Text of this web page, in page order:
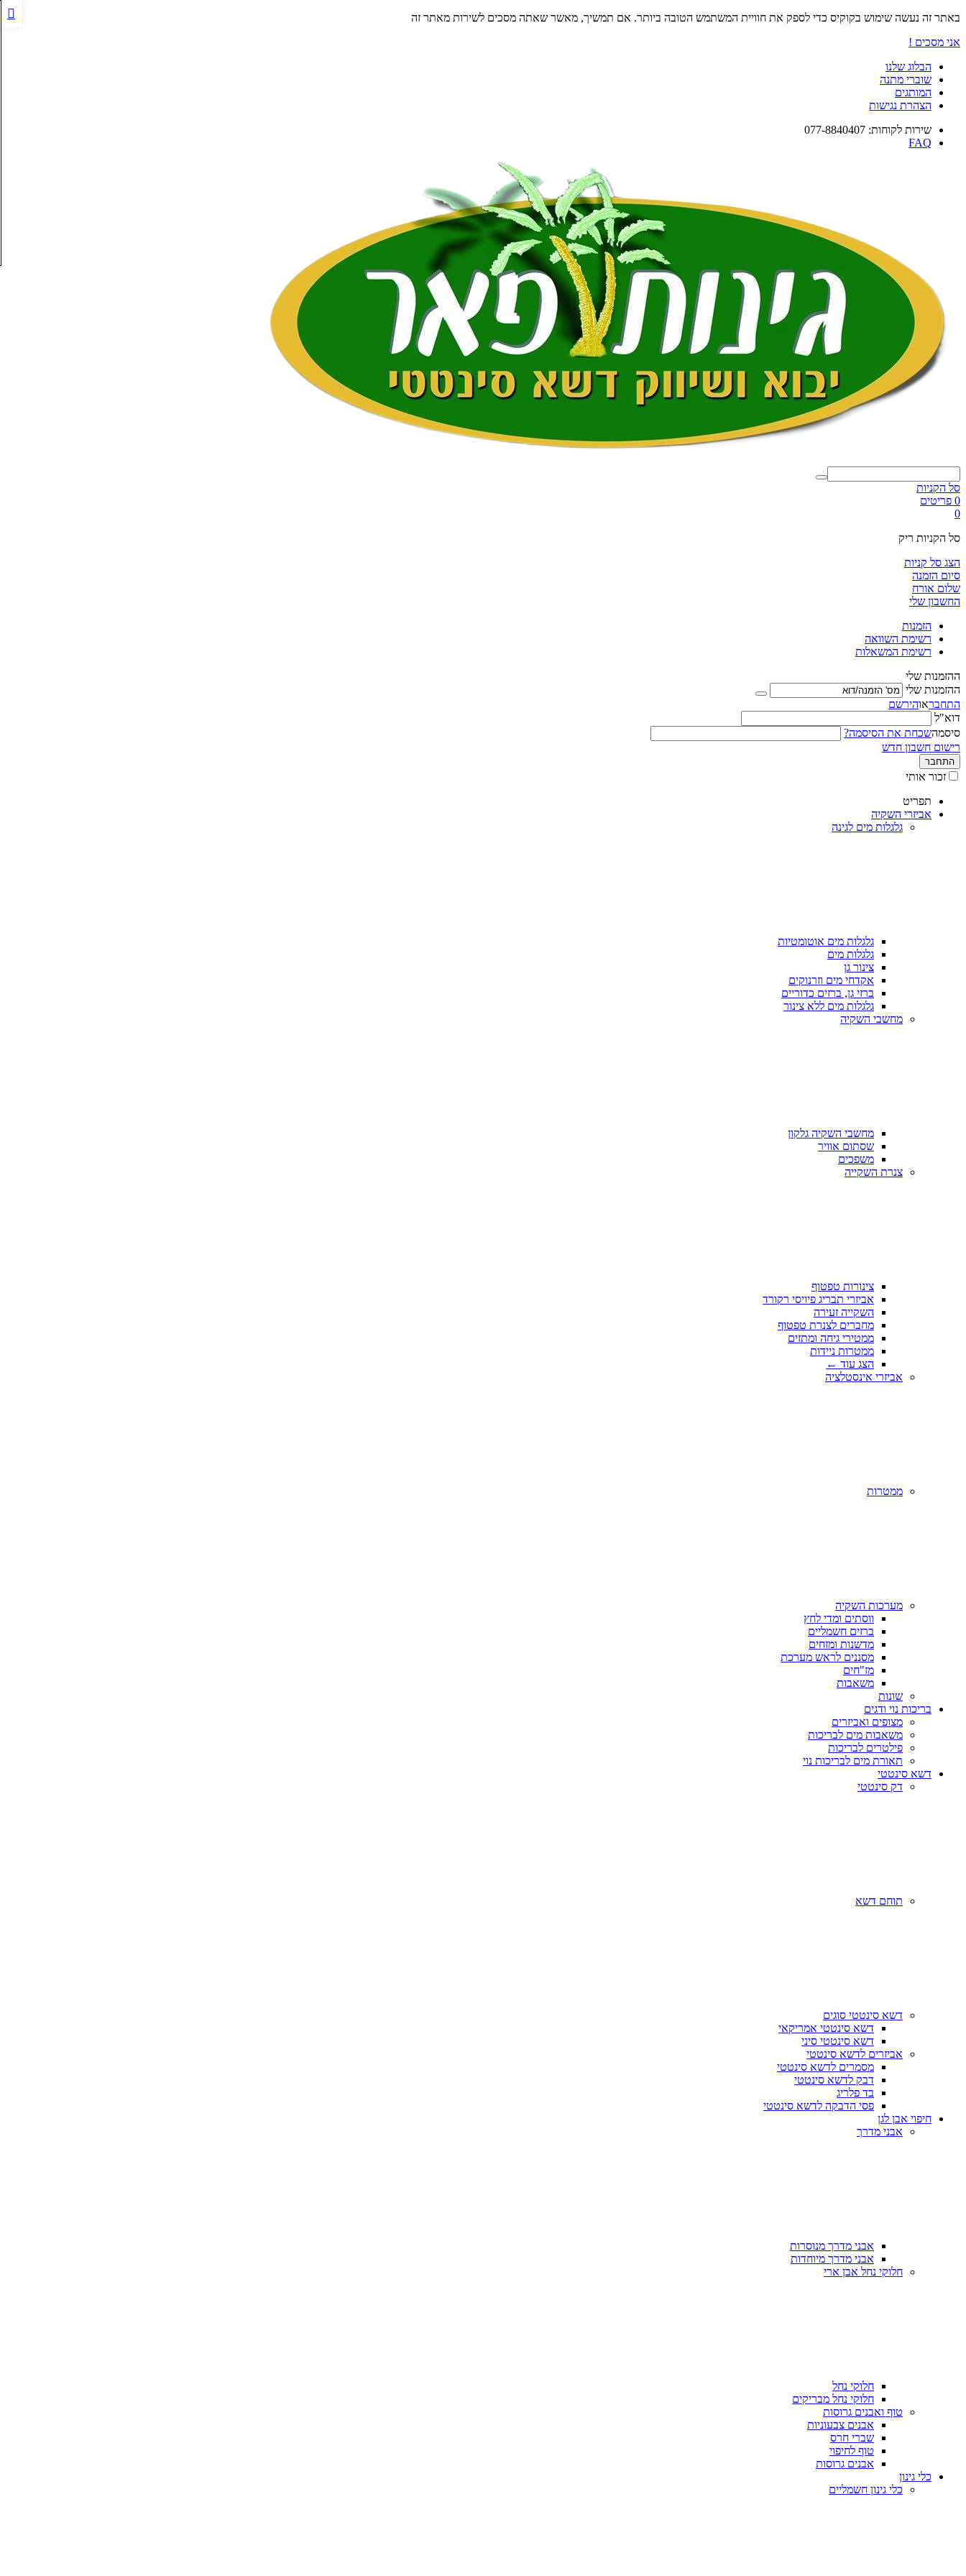
באתר זה נעשה שימוש בקוקיס כדי לספק את חוויית המשתמש הטובה ביותר. אם תמשיך, מאשר שאתה מסכים לשירות מאתר זה
אני מסכים !
הבלוג שלנו
שוברי מתנה
המותגים
הצהרת נגישות
שירות לקוחות: 077-8840407
FAQ
סל הקניות
0 פריטים
0
סל הקניות ריק
הצג סל קניות
סיום הזמנה
שלום אורח
החשבון שלי
הזמנות
רשימת השוואה
רשימת המשאלות
ההזמנות שלי
ההזמנות שלי
התחבראוהירשם
דוא"ל
סיסמהשכחת את הסיסמה?
רישום חשבון חדש
התחבר
זכור אותי
תפריט
אביזרי השקיה
גלגלות מים לגינה
גלגלות מים אוטומטיות
גלגלות מים
צינור גן
אקדחי מים וזרנוקים
ברזי גן, ברזים כדוריים
גלגלות מים ללא צינור
מחשבי השקיה
מחשבי השקיה גלקון
שסתום אוויר
משפכים
צנרת השקייה
צינורות טפטוף
אביזרי תבריג פיויסי רקורד
השקייה זעירה
מחברים לצנרת טפטוף
ממטירי גיחה ומתזים
ממטרות ניידות
הצג עוד ←
אביזרי אינסטלציה
ממטרות
מערכות השקיה
ווסתים ומדי לחץ
ברזים חשמליים
מדשנות ומזחים
מסננים לראש מערכת
מז"חים
משאבות
שונות
בריכות נוי ודגים
מצופים ואביזרים
משאבות מים לבריכות
פילטרים לבריכות
תאורת מים לבריכות נוי
דשא סינטטי
דק סינטטי
תוחם דשא
דשא סינטטי סוגים
דשא סינטטי אמריקאי
דשא סינטטי סיני
אביזרים לדשא סינטטי
מסמרים לדשא סינטטי
דבק לדשא סינטטי
בד פלריג
פסי הדבקה לדשא סינטטי
חיפוי אבן לגן
אבני מדרך
אבני מדרך מנוסרות
אבני מדרך מיוחדות
חלוקי נחל אבן ארי
חלוקי נחל
חלוקי נחל מבריקים
טוף ואבנים גרוסות
אבנים צבעוניות
שברי חרס
טוף לחיפוי
אבנים גרוסות
כלי גינון
כלי גינון חשמליים